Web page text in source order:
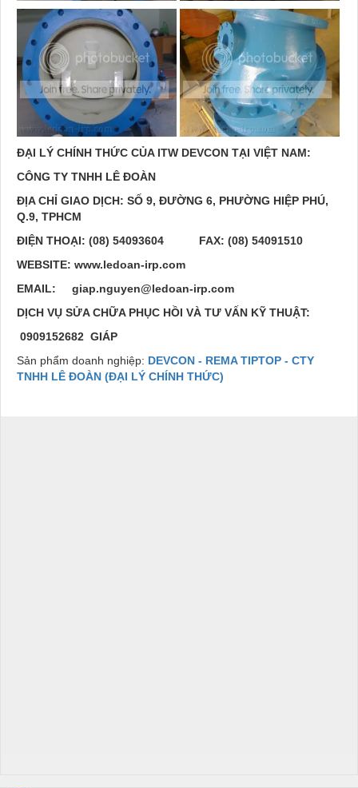
ĐẠI LÝ CHÍNH THỨC CỦA ITW DEVCON TẠI VIỆT NAM:
CÔNG TY TNHH LÊ ĐOÀN
ĐỊA CHỈ GIAO DỊCH: SỐ 9, ĐƯỜNG 6, PHƯỜNG HIỆP PHÚ,
Q.9, TPHCM
ĐIỆN THOẠI: (08) 54093604 FAX: (08) 54091510
WEBSITE: www.ledoan-irp.com
EMAIL: giap.nguyen@ledoan-irp.com
DỊCH VỤ SỬA CHỮA PHỤC HỒI VÀ TƯ VẤN KỸ THUẬT:
0909152682 GIÁP
Sản phẩm doanh nghiệp: DEVCON - REMA TIPTOP - CTY
TNHH LÊ ĐOÀN (ĐẠI LÝ CHÍNH THỨC)